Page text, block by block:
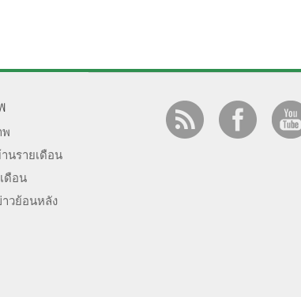
พ
นรายเดือน
ดือน
วย้อนหลัง